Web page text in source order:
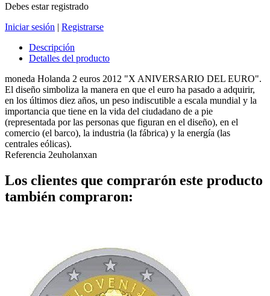
Debes estar registrado
Iniciar sesión | Registrarse
Descripción
Detalles del producto
moneda Holanda 2 euros 2012 "X ANIVERSARIO DEL EURO".
El diseño simboliza la manera en que el euro ha pasado a adquirir,
en los últimos diez años, un peso indiscutible a escala mundial y la
importancia que tiene en la vida del ciudadano de a pie
(representada por las personas que figuran en el diseño), en el
comercio (el barco), la industria (la fábrica) y la energía (las
centrales eólicas).
Referencia 2euholanxan
Los clientes que comprarón este producto
también compraron: